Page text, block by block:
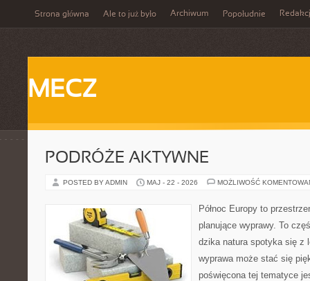
Strona główna Ale to już było Archiwum Popołudnie
MECZ
PODRÓŻE AKTYWNE
POSTED BY ADMIN MAJ - 22 - 2026 MOŻLIWOŚĆ
Północ Europy to
planujące wyprawy. To
dzika natura spotyka się z
wyprawa może stać się
poświęcona tej tematyce